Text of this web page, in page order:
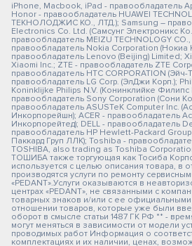
iPhone, Macbook, iPad - правообладатель
Honor - правообладатель HUAWEI
ТЕКНОЛОДЖИС КО., ЛТД.); Samsung –
Electronics Co. Ltd. (Самсунг Электроникс
правообладатель MEIZU TECHNOLOGY
правообладатель Nokia Corporation
правообладатель Lenovo (Beijing) Limited;
Xiaomi Inc.; ZTE - правообладатель ZTE
правообладатель HTC CORPORATION
правообладатель LG Corp. (ЭлДжи Корп.);
Koninklijke Philips N.V. (Конинклийке Филипс
правообладатель Sony Corporation (Сони
правообладатель ASUSTeK Computer Inc.
Инкорпорейшн); ACER - правообладатель
Инкорпорейтед); DELL - правообладатель
правообладатель HP Hewlett-Packard
Паккард Груп ЛЛК); Toshiba -
TOSHIBA, also trading as Toshiba
ТОШИБА также торгующая как Тосиба
используется с целью описания товара, в
производятся услуги по ремонту
«PEDANT».Услуги оказываются в
центрах «PEDANT», не связанными с
товарных знаков и/или с ее официальными
отношении товаров, которые уже были
оборот в смысле статьи 1487 ГК РФ ** -
могут меняться в зависимости от модели
проводимых работ Информация о
комплектациях и их наличии, ценах,